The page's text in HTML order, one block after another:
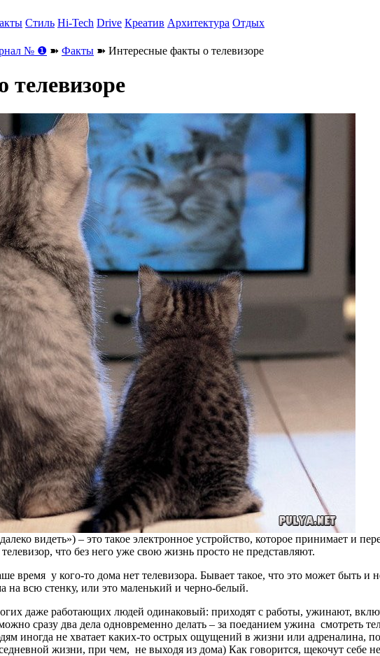
Стиль Hi-Tech Drive Креатив Архитектура Отдых
№ ❶ ➽ Факты ➽ Интересные факты о телевизоре
видеть») – это такое электронное устройство, которое принимает и
что без него уже свою жизнь просто не представляют.
время у кого-то дома нет телевизора. Бывает такое, что это может быть
на всю стенку, или это маленький и черно-белый.
даже работающих людей одинаковый: приходят с работы, ужинают,
сразу два дела одновременно делать – за поеданием ужина смотреть
иногда не хватает каких-то острых ощущений в жизни или
жизни, при чем, не выходя из дома) Как говорится, щекочут себе